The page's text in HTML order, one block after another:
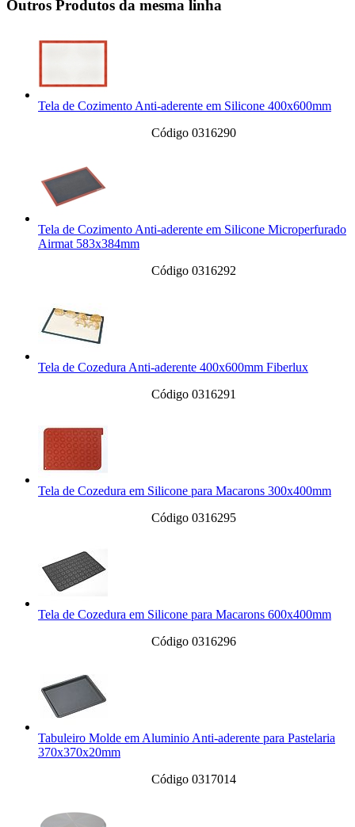
Outros Produtos da mesma linha
Tela de Cozimento Anti-aderente em Silicone 400x600mm
Código 0316290
Tela de Cozimento Anti-aderente em Silicone Microperfurado
Airmat 583x384mm
Código 0316292
Tela de Cozedura Anti-aderente 400x600mm Fiberlux
Código 0316291
Tela de Cozedura em Silicone para Macarons 300x400mm
Código 0316295
Tela de Cozedura em Silicone para Macarons 600x400mm
Código 0316296
Tabuleiro Molde em Aluminio Anti-aderente para Pastelaria
370x370x20mm
Código 0317014